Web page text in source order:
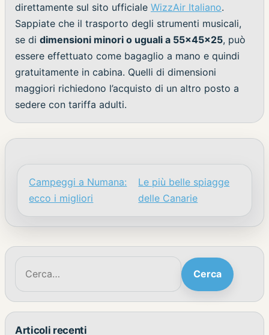
direttamente sul sito ufficiale WizzAir Italiano.
Sappiate che il trasporto degli strumenti musicali,
se di dimensioni minori o uguali a 55x45x25, può
essere effettuato come bagaglio a mano e quindi
gratuitamente in cabina. Quelli di dimensioni
maggiori richiedono l’acquisto di un altro posto a
sedere con tariffa adulti.
Navigazione articoli
Campeggi a Numana:
ecco i migliori
Le più belle spiagge
delle Canarie
Cerca:
Cerca
Articoli recenti